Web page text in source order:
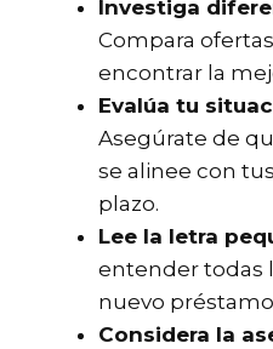
Investiga
Compara
encontrar la
Evalúa tu
Asegúrate de
se alinee con
plazo.
Lee la letra
entender todas
nuevo
Considera la